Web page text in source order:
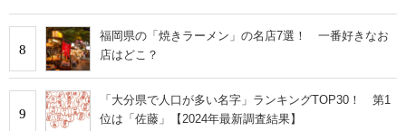
8
福岡県の「焼きラーメン」の名店7選！ 一番好きなお
店はどこ？
9
「大分県で人口が多い名字」ランキングTOP30！ 第1
位は「佐藤」【2024年最新調査結果】